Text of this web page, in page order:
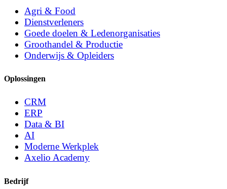
Agri & Food
Dienstverleners
Goede doelen & Ledenorganisaties
Groothandel & Productie
Onderwijs & Opleiders
Oplossingen
CRM
ERP
Data & BI
AI
Moderne Werkplek
Axelio Academy
Bedrijf